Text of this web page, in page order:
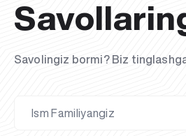
Savolingiz bormi? Biz